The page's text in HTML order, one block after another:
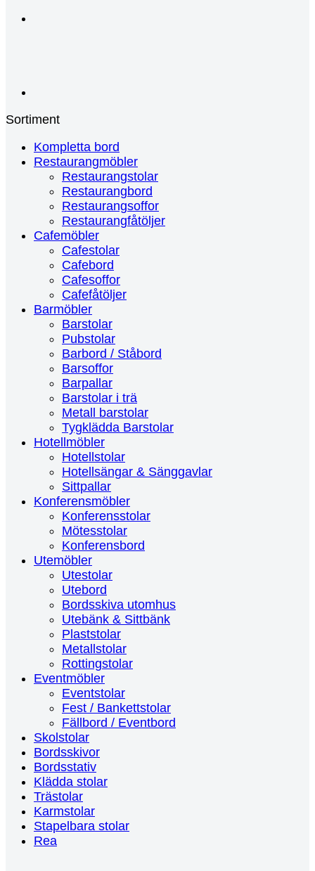
Sortiment
Kompletta bord
Restaurangmöbler
Restaurangstolar
Restaurangbord
Restaurangsoffor
Restaurangfåtöljer
Cafemöbler
Cafestolar
Cafebord
Cafesoffor
Cafefåtöljer
Barmöbler
Barstolar
Pubstolar
Barbord / Ståbord
Barsoffor
Barpallar
Barstolar i trä
Metall barstolar
Tygklädda Barstolar
Hotellmöbler
Hotellstolar
Hotellsängar & Sänggavlar
Sittpallar
Konferensmöbler
Konferensstolar
Mötesstolar
Konferensbord
Utemöbler
Utestolar
Utebord
Bordsskiva utomhus
Utebänk & Sittbänk
Plaststolar
Metallstolar
Rottingstolar
Eventmöbler
Eventstolar
Fest / Bankettstolar
Fällbord / Eventbord
Skolstolar
Bordsskivor
Bordsstativ
Klädda stolar
Trästolar
Karmstolar
Stapelbara stolar
Rea